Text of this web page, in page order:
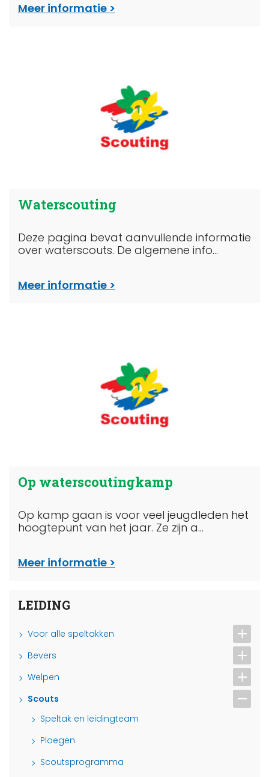
Meer informatie
Waterscouting
Deze pagina bevat aanvullende informatie
over waterscouts. De algemene info...
Meer informatie
Op waterscoutingkamp
Op kamp gaan is voor veel jeugdleden het
hoogtepunt van het jaar. Ze zijn a...
Meer informatie
LEIDING
Voor alle speltakken
Bevers
Welpen
Scouts
Speltak en leidingteam
Ploegen
Scoutsprogramma